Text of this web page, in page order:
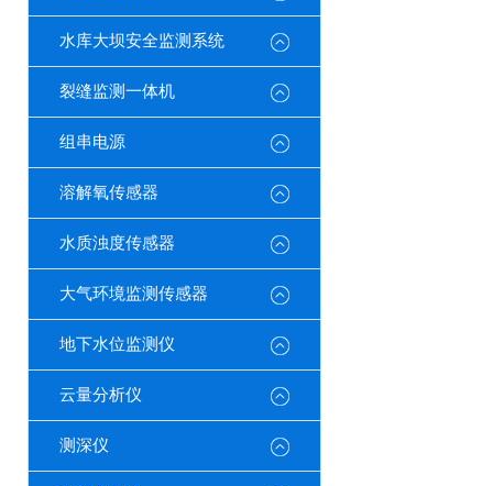
水库大坝安全监测系统
裂缝监测一体机
组串电源
溶解氧传感器
水质浊度传感器
大气环境监测传感器
地下水位监测仪
云量分析仪
测深仪